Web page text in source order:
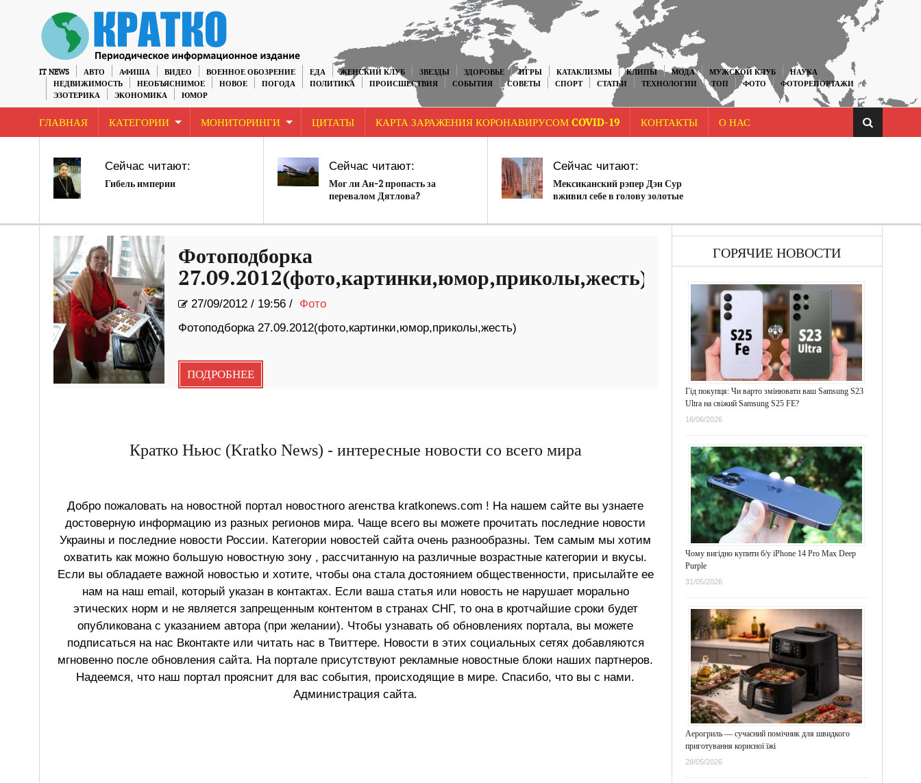
IT NEWS АВТО АФИША ВИДЕО ВОЕННОЕ ОБОЗРЕНИЕ ЕДА ЖЕНСКИЙ КЛУБ ЗВЕЗДЫ ЗДОРОВЬЕ ИГРЫ КАТАКЛИЗМЫ КЛИПЫ МОДА МУЖСКОЙ КЛУБ
НАУКА
НЕДВИЖИМОСТЬ
НЕОБЪЯСНИМОЕ НОВОЕ ПОГОДА ПОЛИТИКА ПРОИСШЕСТВИЯ СОБЫТИЯ СОВЕТЫ СПОРТ СТАТЬИ ТЕХНОЛОГИИ ТОП ФОТО
ФОТОРЕПОРТАЖИ
ЭЗОТЕРИКА
ЭКОНОМИКА ЮМОР
ГЛАВНАЯ КАТЕГОРИИ МОНИТОРИНГИ ЦИТАТЫ КАРТА ЗАРАЖЕНИЯ КОРОНАВИРУСОМ COVID-19 КОНТАКТЫ О НАС
Сейчас читают:
Гибель империи
Сейчас читают:
Мог ли Ан-2 пропасть за
перевалом Дятлова?
Сейчас читают:
Мексиканский рэпер Дэн Сур
вживил себе в голову золотые
Фотоподборка
27.09.2012(фото,картинки,юмор,приколы,жесть)
27/09/2012/ 19:56 / Фото
Фотоподборка 27.09.2012(фото,картинки,юмор,приколы,жесть)
ПОДРОБНЕЕ
Кратко Ньюс (Kratko News) - интересные новости со всего мира
Добро пожаловать на новостной портал новостного агенства kratkonews.com ! На нашем сайте вы узнаете
достоверную информацию из разных регионов мира. Чаще всего вы можете прочитать последние новости
Украины и последние новости России. Категории новостей сайта очень разнообразны. Тем самым мы хотим
охватить как можно большую новостную зону , рассчитанную на различные возрастные категории и вкусы.
Если вы обладаете важной новостью и хотите, чтобы она стала достоянием общественности, присылайте ее
нам на наш email, который указан в контактах. Если ваша статья или новость не нарушает морально
этических норм и не является запрещенным контентом в странах СНГ, то она в кротчайшие сроки будет
опубликована с указанием автора (при желании). Чтобы узнавать об обновлениях портала, вы можете
подписаться на нас Вконтакте или читать нас в Твиттере. Новости в этих социальных сетях добавляются
мгновенно после обновления сайта. На портале присутствуют рекламные новостные блоки наших партнеров.
Надеемся, что наш портал прояснит для вас события, происходящие в мире. Спасибо, что вы с нами.
Администрация сайта.
ГОРЯЧИЕ НОВОСТИ
Гід покупця: Чи варто змінювати ваш Samsung S23
Ultra на свіжий Samsung S25 FE?
16/06/2026
Чому вигідно купити б/у iPhone 14 Pro Max Deep
Purple
31/05/2026
Аерогриль — сучасний помічник для швидкого
приготування корисної їжі
28/05/2026